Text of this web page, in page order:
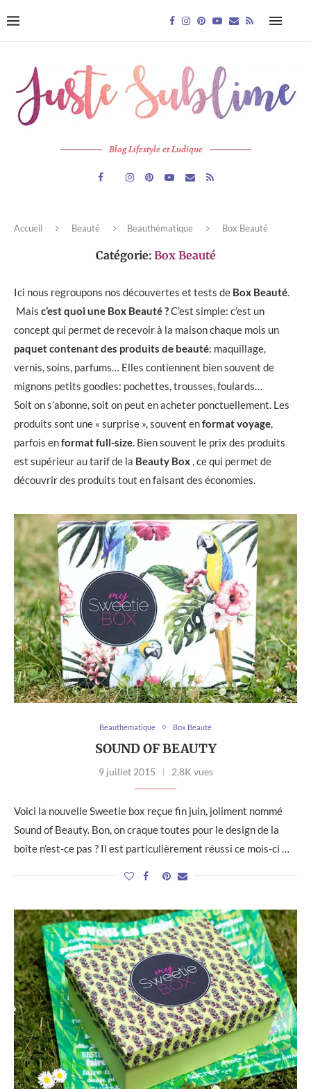
Blog Lifestyle et Ludique
Accueil Beauté Beauthématique Box Beauté
Catégorie: Box Beauté
Ici nous regroupons nos découvertes et tests de Box Beauté.
Mais c’est quoi une Box Beauté ?C’est simple: c’est un
concept qui permet de recevoir à la maison chaque mois un
paquet contenant des produits de beauté: maquillage,
vernis, soins, parfums… Elles contiennent bien souvent de
mignons petits goodies: pochettes, trousses, foulards…
Soit on s’abonne, soit on peut en acheter ponctuellement. Les
produits sont une « surprise », souvent enformat voyage,
parfois enformat full-size. Bien souvent le prix des produits
est supérieur au tarif de la Beauty Box, ce qui permet de
découvrir des produits tout en faisant des économies.
Beauthématique Box Beauté
SOUND OF BEAUTY
9 juillet 2015 2,8K vues
Voici la nouvelle Sweetie box reçue fin juin, joliment nommé
Sound of Beauty. Bon, on craque toutes pour le design de la
boîte n’est-ce pas ? Il est particulièrement réussi ce mois-ci …